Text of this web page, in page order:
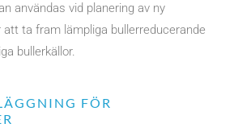
användas vid planering av ny
att ta fram lämpliga bullerreducerande
bullerkällor.
FÖR